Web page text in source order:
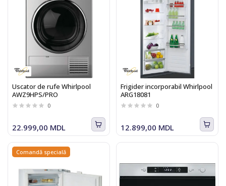
Uscator de rufe Whirlpool
AWZ9HPS/PRO
0
22.999,00 MDL
Frigider incorporabil Whirlpool
ARG18081
0
12.899,00 MDL
Comandă specială